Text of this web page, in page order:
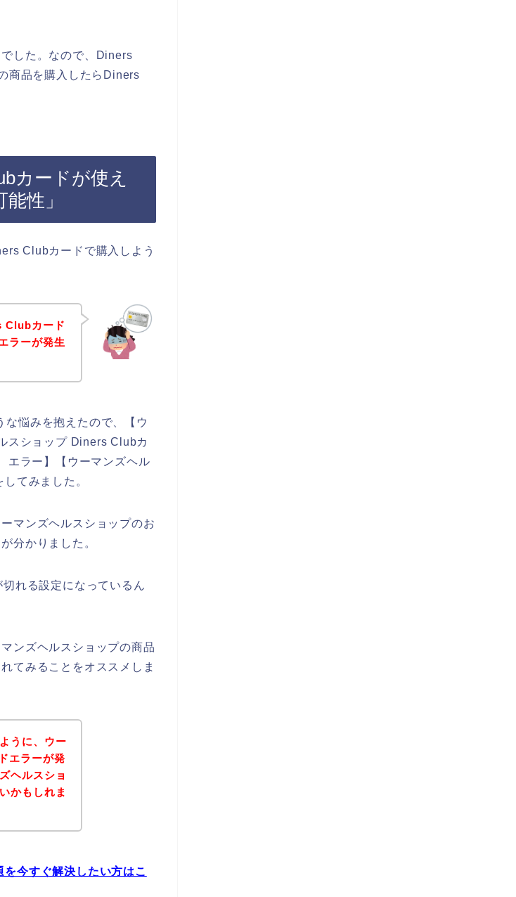
した。なので、Diners
商品を購入したらDiners
カードが使え
性」
Clubカードで購入しよう
Clubカード
ラーが発生
な悩みを抱えたので、【ウ
スショップ Diners Clubカ
ラー】【ウーマンズヘル
てみました。
マンズヘルスショップのお
分かりました。
れる設定になっているん
ンズヘルスショップの商品
てみることをオススメしま
うに、ウー
エラーが発
ヘルスショ
かもしれま
今すぐ解決したい方はこ